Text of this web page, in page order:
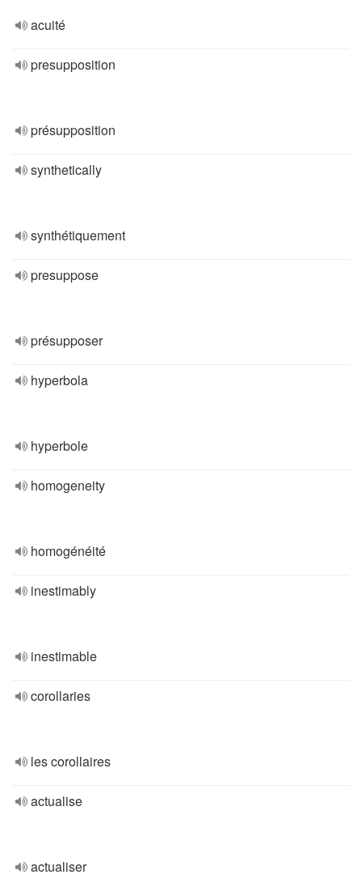
acuité
presupposition
présupposition
synthetically
synthétiquement
presuppose
présupposer
hyperbola
hyperbole
homogeneity
homogénéité
inestimably
inestimable
corollaries
les corollaires
actualise
actualiser